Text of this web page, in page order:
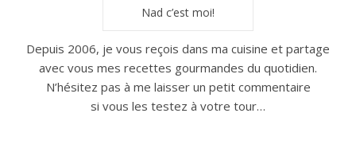
Nad c’est moi!
Depuis 2006, je vous reçois dans ma cuisine et partage
avec vous mes recettes gourmandes du quotidien.
N’hésitez pas à me laisser un petit commentaire
si vous les testez à votre tour…